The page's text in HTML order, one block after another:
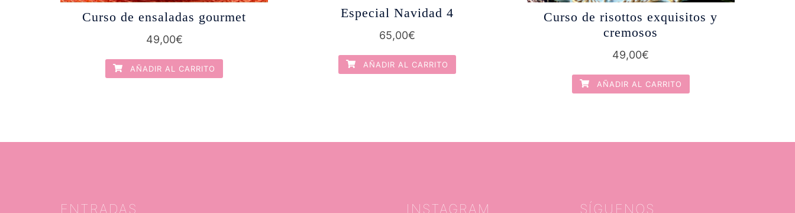
Curso de ensaladas gourmet
49,00€
AÑADIR AL CARRITO
Especial Navidad 4
65,00€
AÑADIR AL CARRITO
Curso de risottos exquisitos y
cremosos
49,00€
AÑADIR AL CARRITO
ENTRADAS INSTAGRAM SÍGUENOS